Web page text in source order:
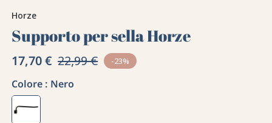
Horze
Supporto per sella Horze
17,70 € 22,99 € -23%
Colore : Nero